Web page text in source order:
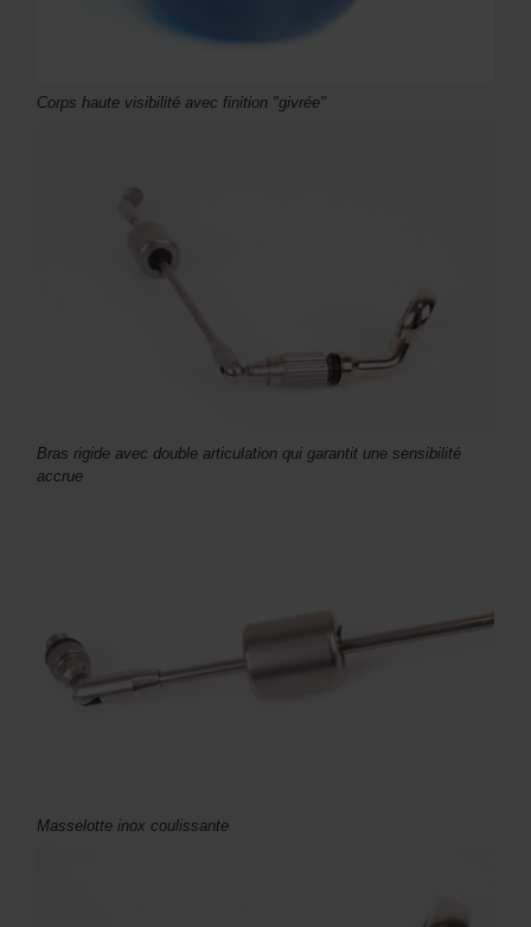
Corps haute visibilité avec finition "givrée"
Bras rigide avec double articulation qui garantit une sensibilité
accrue
Masselotte inox coulissante